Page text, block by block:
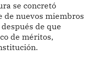
se concretó
de nuevos miembros
de que
de méritos,